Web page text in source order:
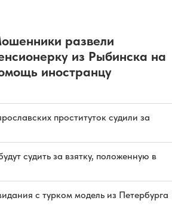
развели
из Рыбинска на
иностранцу
проституток судили за
судить за взятку, положенную в
с турком модель из Петербурга